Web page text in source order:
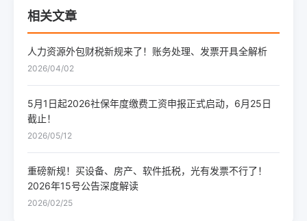
相关文章
人力资源外包财税新规来了！账务处理、发票开具全解析
2026/04/02
5月1日起2026社保年度缴费工资申报正式启动，6月25日
截止！
2026/05/12
重磅新规！买设备、房产、软件抵税，光有发票不行了！
2026年15号公告深度解读
2026/02/25